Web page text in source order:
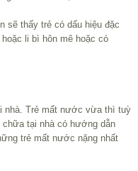
sẽ thấy trẻ có dấu hiệu đặc
li bì hôn mê hoặc có
nhà. Trẻ mất nước vừa thì tuỳ
tại nhà có hướng dẫn
trẻ mất nước nặng nhất